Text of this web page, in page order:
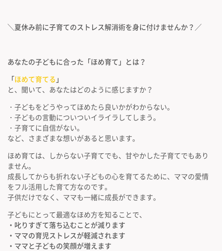
＼夏休み前に子育てのストレス解消術を身に付けませんか？／
あなたの子どもに合った「ほめ育て」とは？
「ほめて育てる 」
と、聞いて、あなたはどのように感じますか？
・子どもをどうやってほめたら良いかがわからない。
・子どもの言動についついイライラしてしまう。
・子育てに自信がない。
など、さまざまな想いがあると思います。
ほめ育ては、しからない子育てでも、甘やかした子育てでもあり
ません。
成長してからも折れない子どもの心を育てるために、ママの愛情
をフル活用した育て方なのです。
子供だけでなく、ママも一緒に成長ができます。
子どもにとって最適なほめ方を知ることで、
・叱りすぎて落ち込むことが減ります
・ママの育児ストレスが軽減されます
・ママと子どもの笑顔が増えます